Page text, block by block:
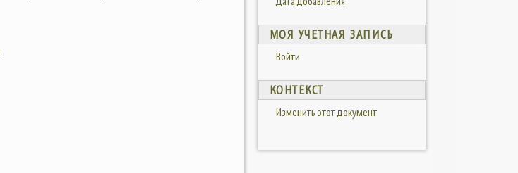
МОЯ УЧЕТНАЯ ЗАПИСЬ
Войти
КОНТЕКСТ
Изменить этот документ